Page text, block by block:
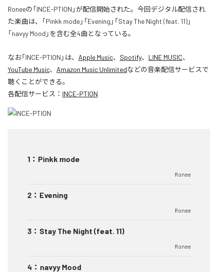
Roneeの「INCE-PTION」が配信開始された。今回デジタル配信され
た楽曲は、「Pinkk mode」「Evening」「Stay The Night (feat. 11)」
「navyy Mood」を含む全4曲となっている。
なお「INCE-PTION 」は、 Apple Music、 Spotify、 LINE MUSIC、
YouTube Music、 Amazon Music Unlimitedなどの音楽配信サービスで
聴くことができる。
各配信サービス： INCE-PTION
1 ： Pinkk mode
Ronee
2 ： Evening
Ronee
3 ： Stay The Night (feat. 11)
Ronee
4 ： navyy Mood